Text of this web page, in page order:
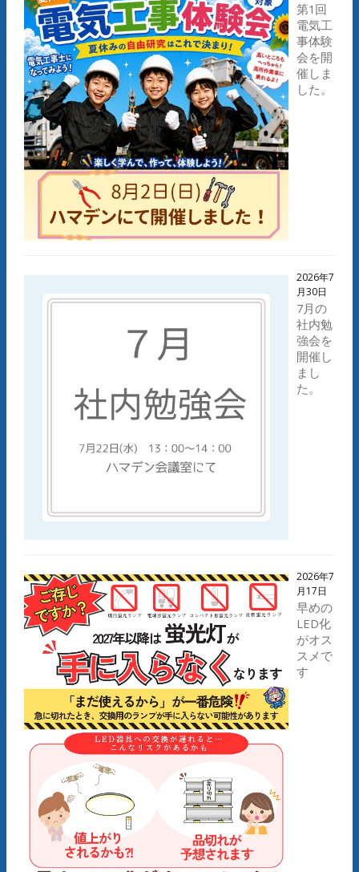
第1回
電気工
事体験
会を開
催しま
した。
2026年7
月30日
7月の
社内勉
強会を
開催し
まし
た。
2026年7
月17日
早めの
LED化
がオス
スメで
す